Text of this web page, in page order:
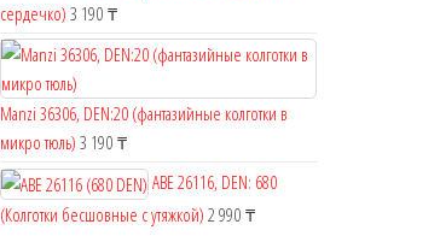
сердечко) 3 190 ₸
Manzi 36306, DEN:20 (фантазийные колготки в
микро тюль) 3 190 ₸
ABE 26116, DEN: 680
(Колготки бесшовные с утяжкой) 2 990 ₸